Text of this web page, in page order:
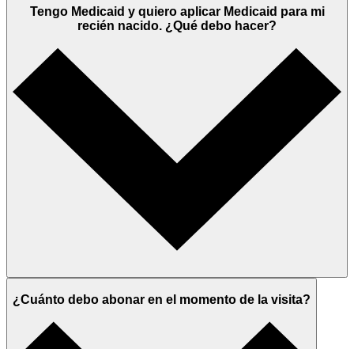
Tengo Medicaid y quiero aplicar Medicaid para mi
recién nacido. ¿Qué debo hacer?
¿Cuánto debo abonar en el momento de la visita?